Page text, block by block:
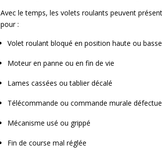
Avec le temps, les volets roulants peuvent
pour :
Volet roulant bloqué en position haute ou basse
Moteur en panne ou en fin de vie
Lames cassées ou tablier décalé
Télécommande ou commande murale
Mécanisme usé ou grippé
Fin de course mal réglée